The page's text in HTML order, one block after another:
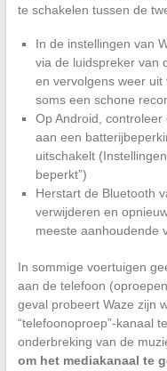
te schakelen tussen de
In de instellingen van
via de luidspreker van
en vervolgens weer
soms een schone
Op Android,
aan een
uitschakelt
beperkt”)
Herstart de Bluetooth
verwijderen en
meeste aanhoudende
In sommige voertuigen
aan de telefoon
geval probeert Waze zijn
“telefoonoproep”-kanaal
onderbreking van de
om het mediakanaal te